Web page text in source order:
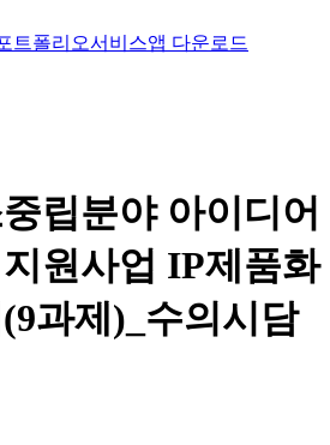
트폴리오서비스앱 다운로드
립분야 아이디어
원사업 IP제품화
과제)_수의시담